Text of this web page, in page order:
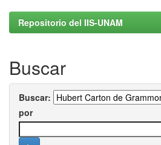
Repositorio del IIS-UNAM
Buscar
Buscar:
por